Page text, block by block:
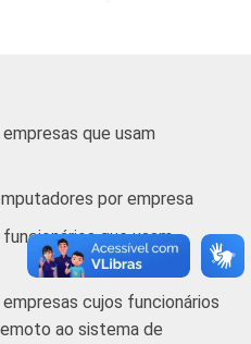
e
94
que usam
por empresa
que usam
cujos funcionários
ao sistema de